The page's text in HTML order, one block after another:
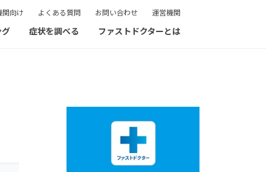
関向け よくある質問 お問い合わせ 運営機関
症状を調べる ファストドクターとは